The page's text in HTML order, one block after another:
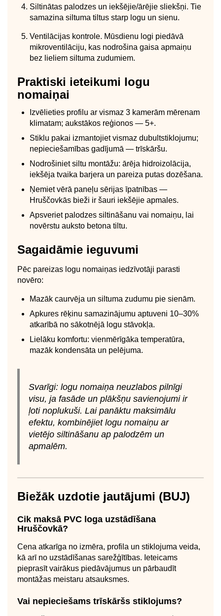
Siltinātas palodzes un iekšējie/ārējie sliekšņi. Tie
samazina siltuma tiltus starp logu un sienu.
Ventilācijas kontrole. Mūsdienu logi piedāvā
mikroventilāciju, kas nodrošina gaisa apmaiņu
bez lieliem siltuma zudumiem.
Praktiski ieteikumi logu
nomaiņai
Izvēlieties profilu ar vismaz 3 kamerām mērenam
klimatam; aukstākos reģionos — 5+.
Stiklu pakai izmantojiet vismaz dubultstiklojumu;
nepieciešamības gadījumā — trīskāršu.
Nodrošiniet siltu montāžu: ārēja hidroizolācija,
iekšēja tvaika barjera un pareiza putas dozēšana.
Ņemiet vērā paneļu sērijas īpatnības —
Hruščovkās bieži ir šauri iekšējie apmales.
Apsveriet palodzes siltināšanu vai nomaiņu, lai
novērstu auksto betona tiltu.
Sagaidāmie ieguvumi
Pēc pareizas logu nomaiņas iedzīvotāji parasti
novēro:
Mazāk caurvēja un siltuma zudumu pie sienām.
Apkures rēķinu samazinājumu aptuveni 10–30%
atkarībā no sākotnējā logu stāvokļa.
Lielāku komfortu: vienmērīgāka temperatūra,
mazāk kondensāta un pelējuma.
Svarīgi: logu nomaiņa neuzlabos pilnīgi
visu, ja fasāde un plākšņu savienojumi ir
ļoti noplukuši. Lai panāktu maksimālu
efektu, kombinējiet logu nomaiņu ar
vietējo siltināšanu ap palodzēm un
apmalēm.
Biežāk uzdotie jautājumi (BUJ)
Cik maksā PVC loga uzstādīšana
Hruščovkā?
Cena atkarīga no izmēra, profila un stiklojuma veida,
kā arī no uzstādīšanas sarežģītības. Ieteicams
pieprasīt vairākus piedāvājumus un pārbaudīt
montāžas meistaru atsauksmes.
Vai nepieciešams trīskāršs stiklojums?